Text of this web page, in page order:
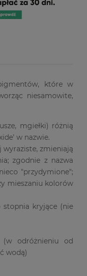
które w
niesamowite,
mgiełki) różnią
w nazwie.
zmieniają
zgodnie z nazwa
"przydymione";
mieszaniu kolorów
kryjące (nie
odróżnieniu od
wodą)